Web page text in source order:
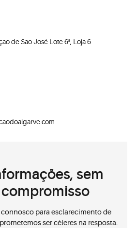
de São José Lote 6ª, Loja 6
sem
para esclarecimento de
ser céleres na resposta.